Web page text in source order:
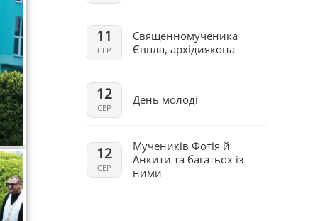
11
СЕР
Священномученика
Євпла, архідиякона
12
СЕР
День молоді
12
СЕР
Мучеників Фотія й
Анкити та багатьох із
ними